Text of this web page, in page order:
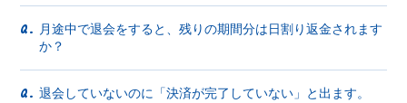
Q.
月途中で退会をすると、残りの期間分は日割り返金されます
か？
Q. 退会していないのに「決済が完了していない」と出ます。